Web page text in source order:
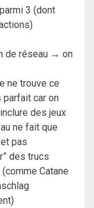
3 (dont
de réseau → on
ne trouve ce
parfait car on
des jeux
ne fait que
pas
des trucs
Catane